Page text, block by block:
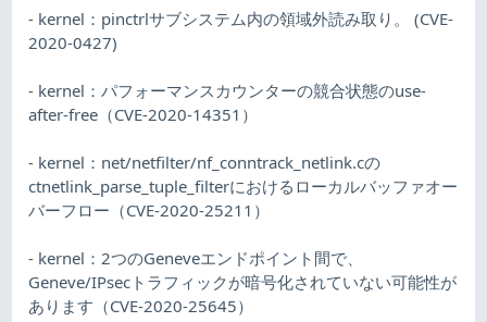
- kernel：pinctrlサブシステム内の領域外読み取り。 (CVE-
2020-0427)
- kernel：パフォーマンスカウンターの競合状態のuse-
after-free（CVE-2020-14351）
- kernel：net/netfilter/nf_conntrack_netlink.cの
ctnetlink_parse_tuple_filterにおけるローカルバッファオー
バーフロー（CVE-2020-25211）
- kernel：2つのGeneveエンドポイント間で、
Geneve/IPsecトラフィックが暗号化されていない可能性が
あります（CVE-2020-25645）